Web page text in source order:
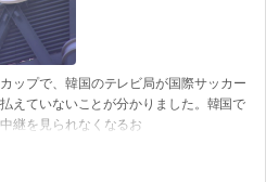
ップで、韓国のテレビ局が国際サッカー
えていないことが分かりました。韓国で
継を見られなくなるお